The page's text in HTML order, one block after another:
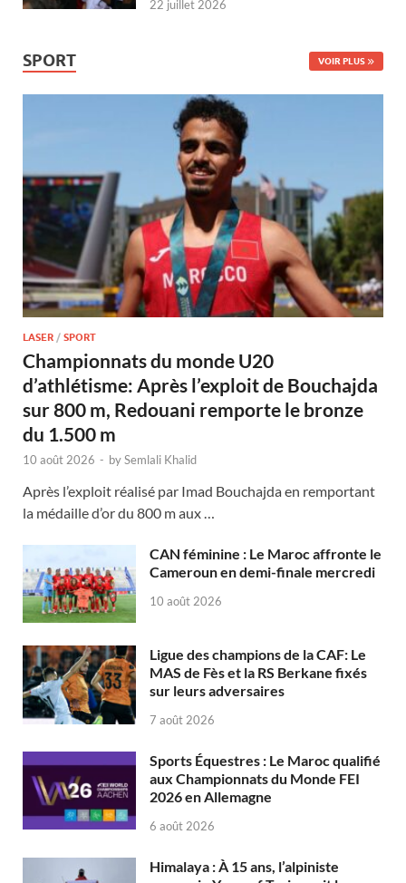
22 juillet 2026
SPORT VOIR PLUS
LASER / SPORT
Championnats du monde U20
d’athlétisme: Après l’exploit de Bouchajda
sur 800 m, Redouani remporte le bronze
du 1.500 m
10 août 2026 - bySemlali Khalid
Après l’exploit réalisé par Imad Bouchajda en remportant
la médaille d’or du 800 m aux …
CAN féminine : Le Maroc affronte le
Cameroun en demi-finale mercredi
10 août 2026
Ligue des champions de la CAF: Le
MAS de Fès et la RS Berkane fixés
sur leurs adversaires
7 août 2026
Sports Équestres : Le Maroc qualifié
aux Championnats du Monde FEI
2026 en Allemagne
6 août 2026
Himalaya : À 15 ans, l’alpiniste